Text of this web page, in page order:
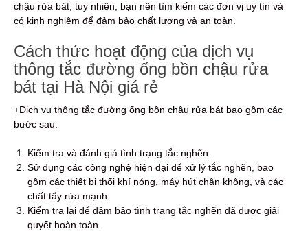
chậu rửa bát, tuy nhiên, bạn nên tìm kiếm các đơn vị uy tín và
có kinh nghiệm để đảm bảo chất lượng và an toàn.
Cách thức hoạt động của dịch vụ
thông tắc đường ống bồn chậu rửa
bát tại Hà Nội giá rẻ
+Dịch vụ thông tắc đường ống bồn chậu rửa bát bao gồm các
bước sau:
Kiểm tra và đánh giá tình trạng tắc nghẽn.
Sử dụng các công nghệ hiện đại để xử lý tắc nghẽn, bao
gồm các thiết bị thổi khí nóng, máy hút chân không, và các
chất tẩy rửa mạnh.
Kiểm tra lại để đảm bảo tình trạng tắc nghẽn đã được giải
quyết hoàn toàn.